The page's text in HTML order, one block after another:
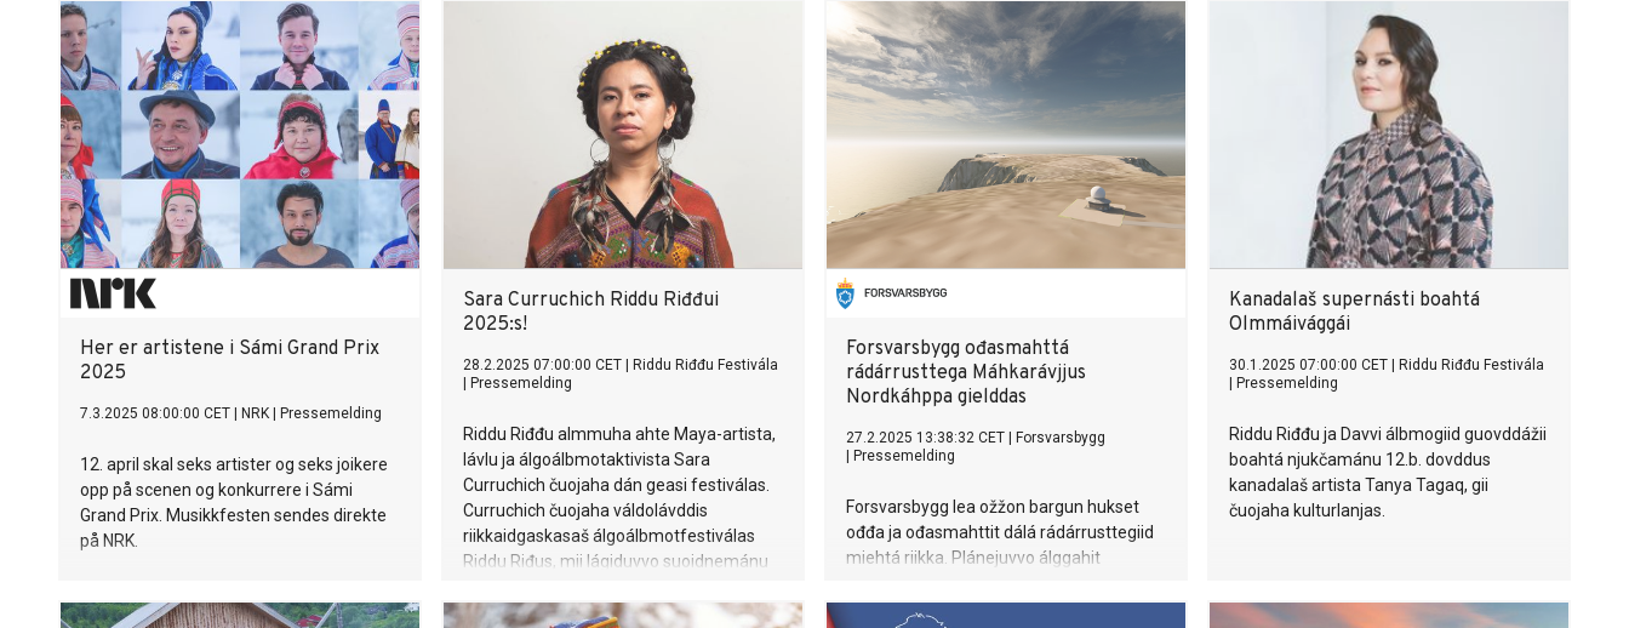
anlegget på Melkøya – en beslutning som
vil binde opptil 80 % av Troms og
Finnmarks kraftressurser til ett
industriprosjekt.
Her er artistene i Sámi Grand Prix
2025
7.3.2025 08:00:00 CET NRK Pressemelding
12. april skal seks artister og seks joikere
opp på scenen og konkurrere i Sámi
Grand Prix. Musikkfesten sendes direkte
på NRK.
Sara Curruchich Riddu Riđđui
2025:s!
28.2.2025 07:00:00 CET
Riddu Riđđu Festivála
Pressemelding
Riddu Riđđu almmuha ahte Maya-artista,
lávlu ja álgoálbmotaktivista Sara
Curruchich čuojaha dán geasi festiválas.
Curruchich čuojaha váldolávddis
riikkaidgaskasaš álgoálbmotfestiválas
Riddu Riđus, mii lágiduvvo suoidnemánu
suohkanis Davvi-Romssas.
Forsvarsbygg ođasmahttá
rádárrusttega Máhkarávjjus
Nordkáhppa gielddas
27.2.2025 13:38:32 CET
Forsvarsbygg
Pressemelding
Forsvarsbygg lea ožžon bargun hukset
ođđa ja ođasmahttit dálá rádárrusttegiid
miehtá riikka. Plánejuvvo álggahit
(Davvinjárggas) geasset 2025:s.
Kanadalaš supernásti boahtá
Olmmáivággái
30.1.2025 07:00:00 CET
Riddu Riđđu Festivála
Pressemelding
Riddu Riđđu ja Davvi álbmogiid guovddážii
boahtá njukčamánu 12.b. dovddus
kanadalaš artista Tanya Tagaq, gii
čuojaha kulturlanjas.